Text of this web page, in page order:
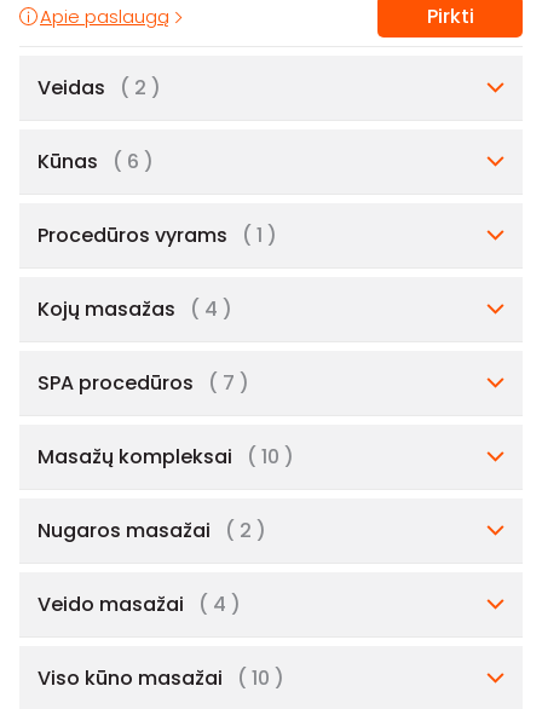
Apie paslaugą Pirkti
Veidas ( 2 )
Kūnas ( 6 )
Procedūros vyrams ( 1 )
Kojų masažas ( 4 )
SPA procedūros ( 7 )
Masažų kompleksai ( 10 )
Nugaros masažai ( 2 )
Veido masažai ( 4 )
Viso kūno masažai ( 10 )